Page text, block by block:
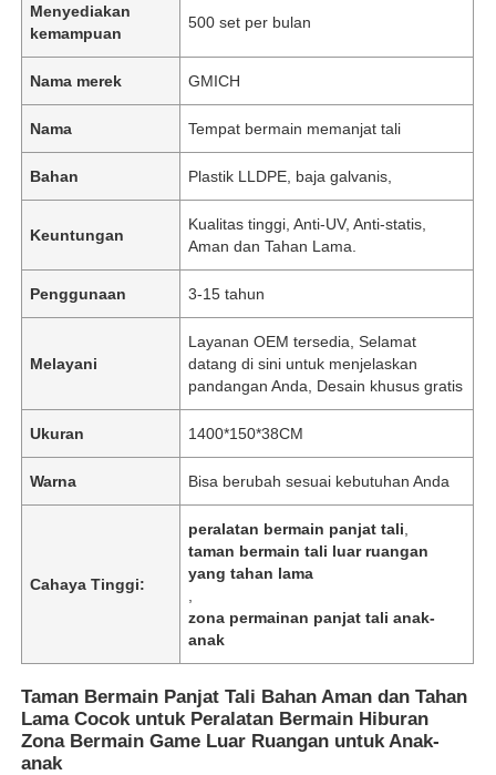
Menyediakan
kemampuan
500 set per bulan
Nama merek GMICH
Nama Tempat bermain memanjat tali
Bahan Plastik LLDPE, baja galvanis,
Keuntungan
Kualitas tinggi, Anti-UV, Anti-statis,
Aman dan Tahan Lama.
Penggunaan 3-15 tahun
Melayani
Layanan OEM tersedia, Selamat
datang di sini untuk menjelaskan
pandangan Anda, Desain khusus gratis
Ukuran 1400*150*38CM
Warna Bisa berubah sesuai kebutuhan Anda
Cahaya Tinggi:
peralatan bermain panjat tali
taman bermain tali luar ruangan
yang tahan lama
zona permainan panjat tali anak-
anak
Taman Bermain Panjat Tali Bahan Aman dan Tahan
Lama Cocok untuk Peralatan Bermain Hiburan
Zona Bermain Game Luar Ruangan untuk Anak-
anak